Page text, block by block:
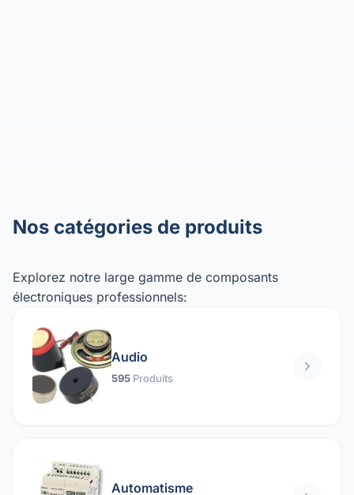
Nos catégories de produits
Explorez notre large gamme de composants
électroniques professionnels:
Audio
595 Produits
Automatisme